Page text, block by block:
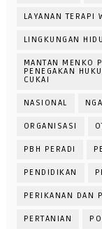
LAYANAN TERAPI
LINGKUNGAN
MANTAN MENKO
PENEGAKAN
CUKAI
NASIONAL
ORGANISASI
PBH PERADI
PENDIDIKAN
PERIKANAN DAN
PERTANIAN